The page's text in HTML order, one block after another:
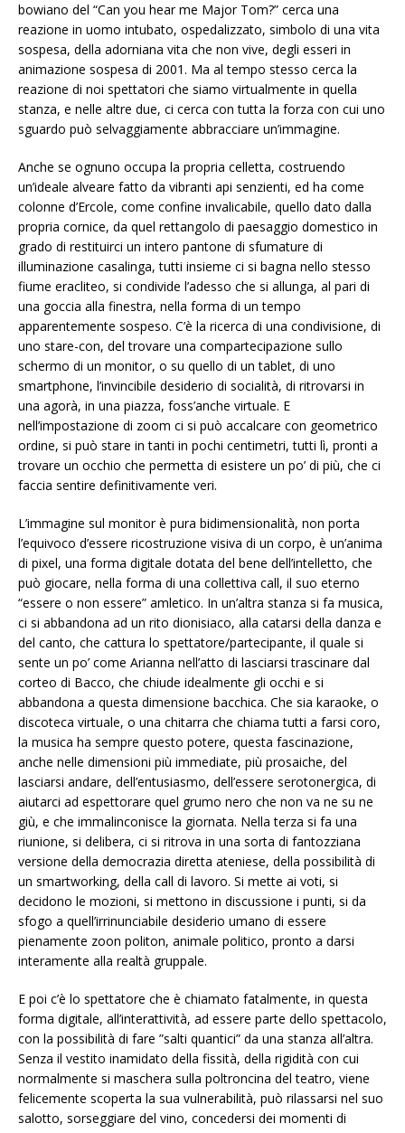
bowiano del “Can you hear me Major Tom?” cerca una
reazione in uomo intubato, ospedalizzato, simbolo di una vita
sospesa, della adorniana vita che non vive, degli esseri in
animazione sospesa di 2001. Ma al tempo stesso cerca la
reazione di noi spettatori che siamo virtualmente in quella
stanza, e nelle altre due, ci cerca con tutta la forza con cui uno
sguardo può selvaggiamente abbracciare un’immagine.
Anche se ognuno occupa la propria celletta, costruendo
un’ideale alveare fatto da vibranti api senzienti, ed ha come
colonne d’Ercole, come confine invalicabile, quello dato dalla
propria cornice, da quel rettangolo di paesaggio domestico in
grado di restituirci un intero pantone di sfumature di
illuminazione casalinga, tutti insieme ci si bagna nello stesso
fiume eracliteo, si condivide l’adesso che si allunga, al pari di
una goccia alla finestra, nella forma di un tempo
apparentemente sospeso. C’è la ricerca di una condivisione, di
uno stare-con, del trovare una compartecipazione sullo
schermo di un monitor, o su quello di un tablet, di uno
smartphone, l’invincibile desiderio di socialità, di ritrovarsi in
una agorà, in una piazza, foss’anche virtuale. E
nell’impostazione di zoom ci si può accalcare con geometrico
ordine, si può stare in tanti in pochi centimetri, tutti lì, pronti a
trovare un occhio che permetta di esistere un po’ di più, che ci
faccia sentire definitivamente veri.
L’immagine sul monitor è pura bidimensionalità, non porta
l’equivoco d’essere ricostruzione visiva di un corpo, è un’anima
di pixel, una forma digitale dotata del bene dell’intelletto, che
può giocare, nella forma di una collettiva call, il suo eterno
“essere o non essere” amletico. In un’altra stanza si fa musica,
ci si abbandona ad un rito dionisiaco, alla catarsi della danza e
del canto, che cattura lo spettatore/partecipante, il quale si
sente un po’ come Arianna nell’atto di lasciarsi trascinare dal
corteo di Bacco, che chiude idealmente gli occhi e si
abbandona a questa dimensione bacchica. Che sia karaoke, o
discoteca virtuale, o una chitarra che chiama tutti a farsi coro,
la musica ha sempre questo potere, questa fascinazione,
anche nelle dimensioni più immediate, più prosaiche, del
lasciarsi andare, dell’entusiasmo, dell’essere serotonergica, di
aiutarci ad espettorare quel grumo nero che non va ne su ne
giù, e che immalinconisce la giornata. Nella terza si fa una
riunione, si delibera, ci si ritrova in una sorta di fantozziana
versione della democrazia diretta ateniese, della possibilità di
un smartworking, della call di lavoro. Si mette ai voti, si
decidono le mozioni, si mettono in discussione i punti, si da
sfogo a quell’irrinunciabile desiderio umano di essere
pienamente zoon politon, animale politico, pronto a darsi
interamente alla realtà gruppale.
E poi c’è lo spettatore che è chiamato fatalmente, in questa
forma digitale, all’interattività, ad essere parte dello spettacolo,
con la possibilità di fare ”salti quantici” da una stanza all’altra.
Senza il vestito inamidato della fissità, della rigidità con cui
normalmente si maschera sulla poltroncina del teatro, viene
felicemente scoperta la sua vulnerabilità, può rilassarsi nel suo
salotto, sorseggiare del vino, concedersi dei momenti di